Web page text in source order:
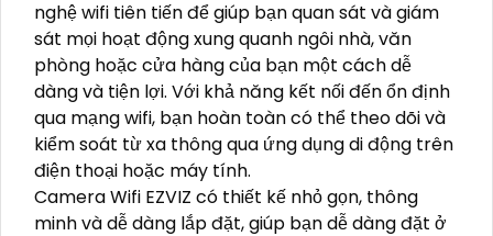
nghệ wifi tiên tiến để giúp bạn quan sát và giám
sát mọi hoạt động xung quanh ngôi nhà, văn
phòng hoặc cửa hàng của bạn một cách dễ
dàng và tiện lợi. Với khả năng kết nối đến ổn định
qua mạng wifi, bạn hoàn toàn có thể theo dõi và
kiểm soát từ xa thông qua ứng dụng di động trên
điện thoại hoặc máy tính.
Camera Wifi EZVIZ có thiết kế nhỏ gọn, thông
minh và dễ dàng lắp đặt, giúp bạn dễ dàng đặt ở